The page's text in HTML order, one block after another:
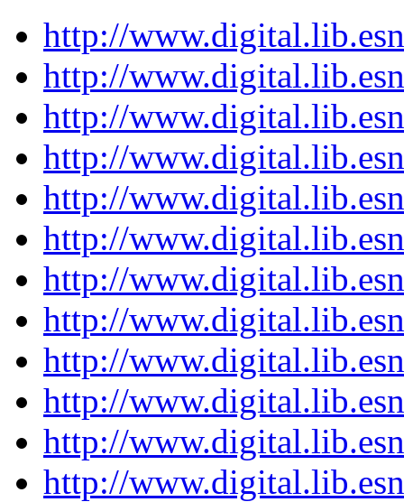
http://
http://
http://
http://
http://
http://
http://
http://
http://
http://
http://
http://